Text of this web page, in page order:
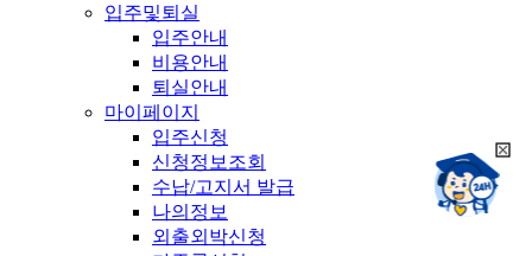
입주및퇴실
입주안내
비용안내
퇴실안내
마이페이지
입주신청
신청정보조회
수납/고지서 발급
나의정보
외출외박신청
챗봇상담:
24시
채팅상담:
9시~18시
희